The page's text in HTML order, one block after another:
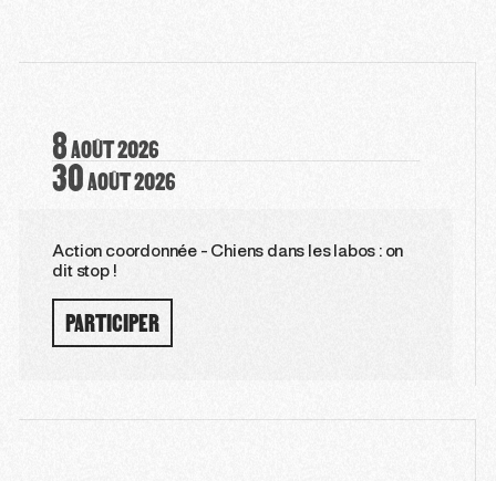
8AOÛT2026
30AOÛT2026
Action coordonnée - Chiens dans les labos : on
dit stop !
PARTICIPER